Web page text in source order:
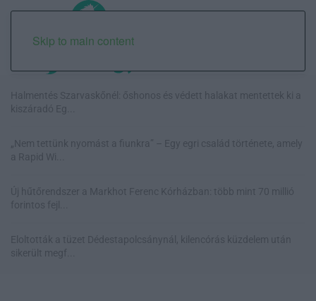
Skip to main content
Halmentés Szarvaskőnél: őshonos és védett halakat mentettek ki a
kiszáradó Eg...
„Nem tettünk nyomást a fiunkra” – Egy egri család története, amely
a Rapid Wi...
Új hűtőrendszer a Markhot Ferenc Kórházban: több mint 70 millió
forintos fejl...
Eloltották a tüzet Dédestapolcsánynál, kilencórás küzdelem után
sikerült megf...